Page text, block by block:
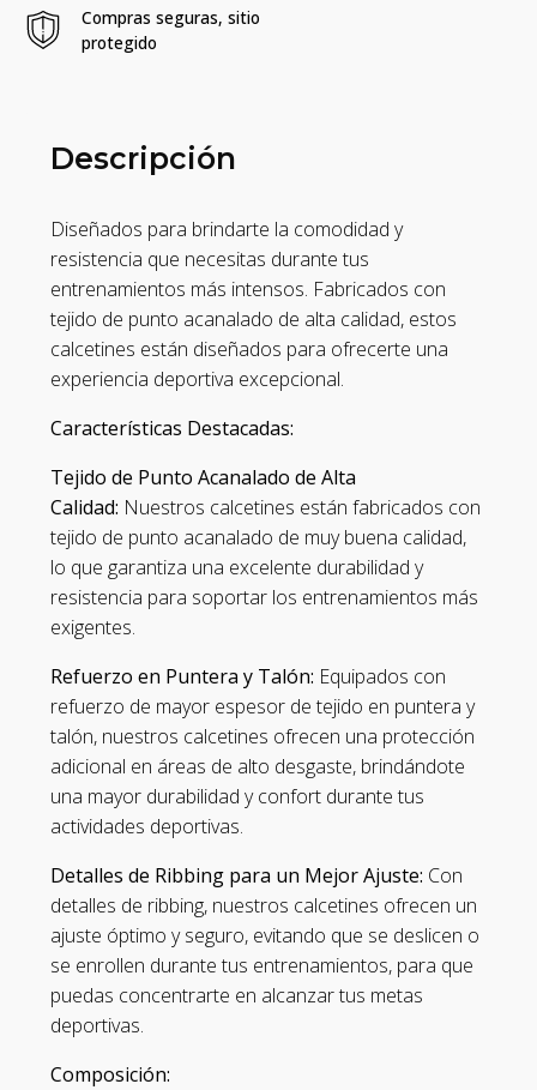
Compras seguras, sitio
protegido
Descripción
Diseñados para brindarte la comodidad y
resistencia que necesitas durante tus
entrenamientos más intensos. Fabricados con
tejido de punto acanalado de alta calidad, estos
calcetines están diseñados para ofrecerte una
experiencia deportiva excepcional.
Características Destacadas:
Tejido de Punto Acanalado de Alta
Calidad: Nuestros calcetines están fabricados con
tejido de punto acanalado de muy buena calidad,
lo que garantiza una excelente durabilidad y
resistencia para soportar los entrenamientos más
exigentes.
Refuerzo en Puntera y Talón: Equipados con
refuerzo de mayor espesor de tejido en puntera y
talón, nuestros calcetines ofrecen una protección
adicional en áreas de alto desgaste, brindándote
una mayor durabilidad y confort durante tus
actividades deportivas.
Detalles de Ribbing para un Mejor Ajuste: Con
detalles de ribbing, nuestros calcetines ofrecen un
ajuste óptimo y seguro, evitando que se deslicen o
se enrollen durante tus entrenamientos, para que
puedas concentrarte en alcanzar tus metas
deportivas.
Composición: